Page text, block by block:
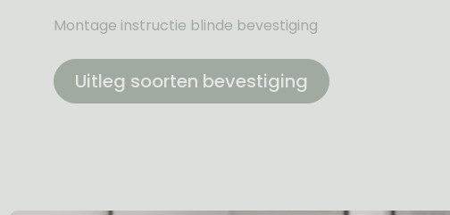
Montage instructie blinde bevestiging
Uitleg soorten bevestiging